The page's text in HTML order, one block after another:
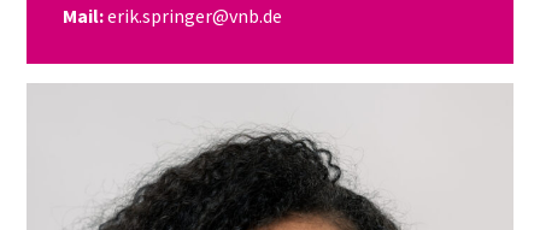
Mail:erik.springer@vnb.de